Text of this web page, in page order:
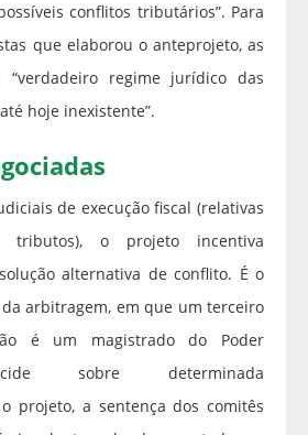
conflitos tributários”. Para
que elaborou o anteprojeto, as
“verdadeiro regime jurídico das
hoje inexistente”.
de execução fiscal (relativas
tributos), o projeto incentiva
alternativa de conflito. É o
arbitragem, em que um terceiro
é um magistrado do Poder
sobre determinada
projeto, a sentença dos comitês